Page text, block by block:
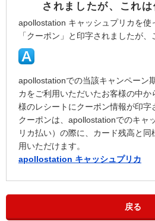
されましたが、これは
apollostation キャッシュプリカを使
「クーポン」と印字されましたが、
apollostationでの当該キャンペーン
カをご利用いただいたお客様の中か
様のレシートにクーポン情報が印字
クーポンは、apollostationでのキャ
リカ払い）の際に、カード残高と同
用いただけます。
apollostation キャッシュプリカ
戻る